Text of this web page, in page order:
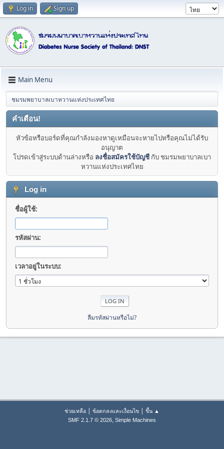
Log in Sign up
Main Menu
ชมรมพยาบาลเบาหวานแห่งประเทศไทย
คำเตือน!
หัวข้อหรือบอร์ดที่คุณกำลังมองหาดูเหมือนจะหายไปหรือคุณไม่ได้รับ
อนุญาต
โปรดเข้าสู่ระบบด้านล่างหรือ ลงชื่อสมัครใช้บัญชี กับ ชมรมพยาบาลเบา
หวานแห่งประเทศไทย
Log in
ชื่อผู้ใช้:
รหัสผ่าน:
เวลาอยู่ในระบบ:
ลืมรหัสผ่านหรือไม่?
ช่วยเหลือ | ข้อตกลงและเงื่อนไข | ขึ้น ▲
SMF 2.1.7 © 2026, Simple Machines